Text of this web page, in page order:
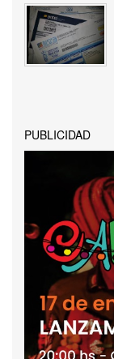
PUBLICIDAD